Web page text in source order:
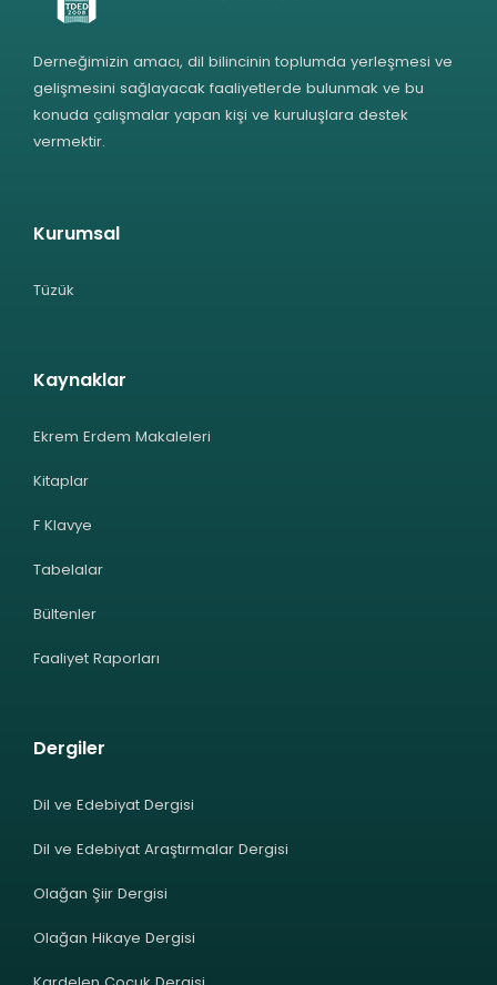
Derneğimizin amacı, dil bilincinin toplumda yerleşmesi ve
gelişmesini sağlayacak faaliyetlerde bulunmak ve bu
konuda çalışmalar yapan kişi ve kuruluşlara destek
vermektir.
Kurumsal
Tüzük
Kaynaklar
Ekrem Erdem Makaleleri
Kitaplar
F Klavye
Tabelalar
Bültenler
Faaliyet Raporları
Dergiler
Dil ve Edebiyat Dergisi
Dil ve Edebiyat Araştırmalar Dergisi
Olağan Şiir Dergisi
Olağan Hikaye Dergisi